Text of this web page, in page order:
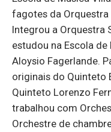
fagotes da
Integrou a Orquestra
estudou na Escola de
Aloysio Fagerlande.
originais do Quinteto
Quinteto Lorenzo
trabalhou com
Orchestre de